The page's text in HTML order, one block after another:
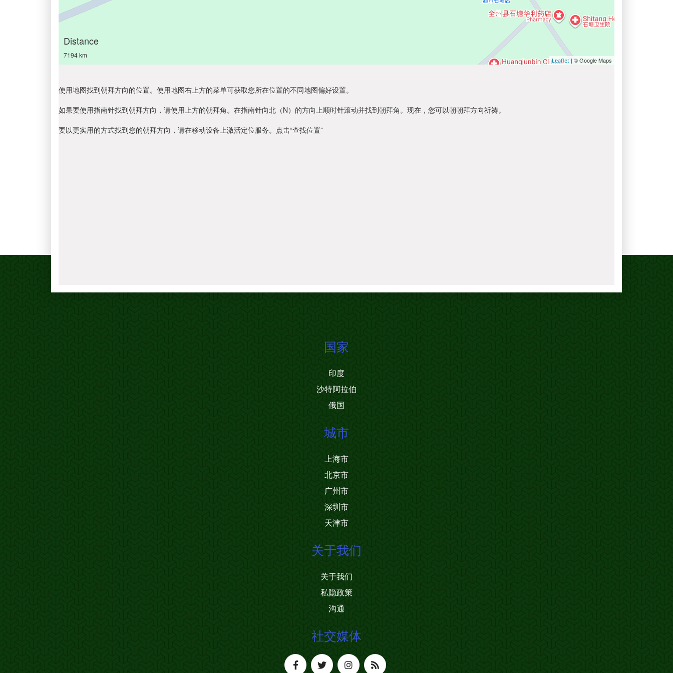
Distance
7194 km
Leaflet | © Google Maps
使用地图找到朝拜方向的位置。使用地图右上方的菜单可获取您所在位置的不同地图偏好设置。
如果要使用指南针找到朝拜方向，请使用上方的朝拜角。在指南针向北（N）的方向上顺时针滚动并找到朝拜角。现在，您可以朝朝拜方向祈祷。
要以更实用的方式找到您的朝拜方向，请在移动设备上激活定位服务。点击“查找位置”
国家
印度
沙特阿拉伯
俄国
城市
上海市
北京市
广州市
深圳市
天津市
关于我们
关于我们
私隐政策
沟通
社交媒体